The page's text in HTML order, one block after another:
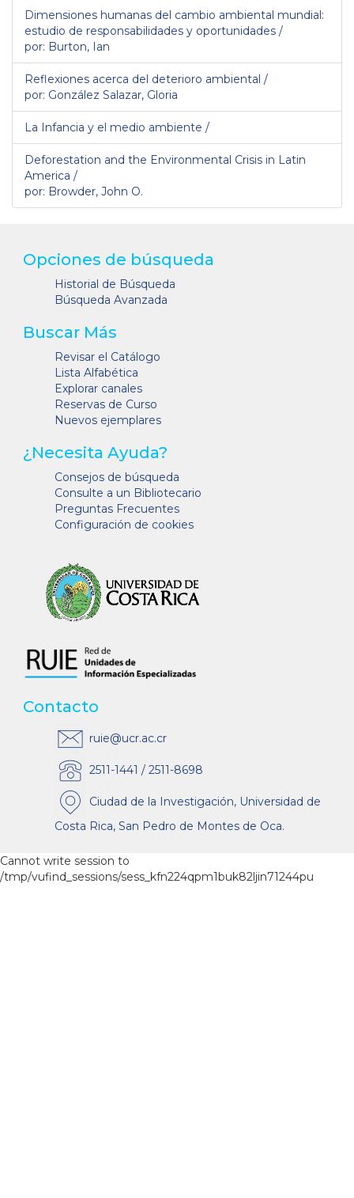
Dimensiones humanas del cambio ambiental mundial:
estudio de responsabilidades y oportunidades /
por: Burton, Ian
Reflexiones acerca del deterioro ambiental /
por: González Salazar, Gloria
La Infancia y el medio ambiente /
Deforestation and the Environmental Crisis in Latin
America /
por: Browder, John O.
Opciones de búsqueda
Historial de Búsqueda
Búsqueda Avanzada
Buscar Más
Revisar el Catálogo
Lista Alfabética
Explorar canales
Reservas de Curso
Nuevos ejemplares
¿Necesita Ayuda?
Consejos de búsqueda
Consulte a un Bibliotecario
Preguntas Frecuentes
Configuración de cookies
Contacto
ruie@ucr.ac.cr
2511-1441 / 2511-8698
Ciudad de la Investigación, Universidad de
Costa Rica, San Pedro de Montes de Oca.
Cannot write session to
/tmp/vufind_sessions/sess_kfn224qpm1buk82ljin71244pu